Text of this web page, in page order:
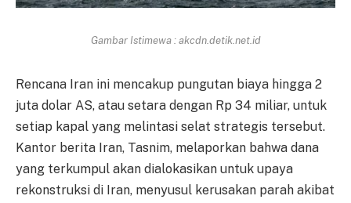
Gambar Istimewa : akcdn.detik.net.id
Rencana Iran ini mencakup pungutan biaya hingga 2
juta dolar AS, atau setara dengan Rp 34 miliar, untuk
setiap kapal yang melintasi selat strategis tersebut.
Kantor berita Iran, Tasnim, melaporkan bahwa dana
yang terkumpul akan dialokasikan untuk upaya
rekonstruksi di Iran, menyusul kerusakan parah akibat